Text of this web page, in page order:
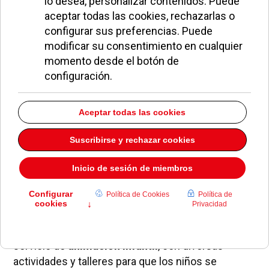
NATALIA CABEZAS ECONOMÍA Y EMPLEO 30 MAYO 2010
Más de 3.500 visitantes acudieron a los 45 stands
comercio textil, complementos y decoración
situados en una carpa de más de 1.100 m², en el
fin de semana dedicado al comercio del municipio.
El alcalde de Pozuelo,Gonzalo Aguado,
acompañado de la viceconsejera de Economía y
Hacienday del concejal deDesarrollo
Empresarial , visitó todos los stands, conociendo
las inquietudes de los comerciantes y la evolución
de la Muestra.
servicio deanimación infantil, con diversas
actividades y talleres para que los niños se